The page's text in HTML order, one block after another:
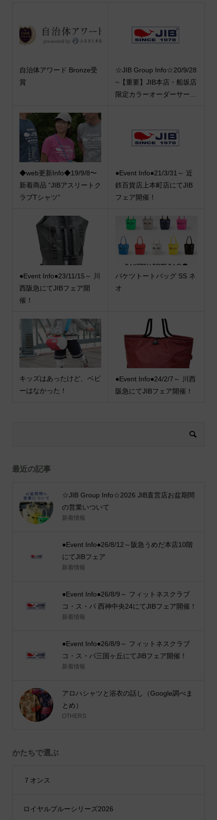
自治体アワード Bronze受
賞
☆JIB Group Info☆20/9/28
~【重要】JIB本店・船坂店
限定カラーオーダーサー...
◆web更新Info◆19/9/8〜
新着商品 “JIBアスリートク
ラブTシャツ”
●Event Info●21/3/31～ 近
鉄百貨店上本町店にてJIB
フェア開催！
●Event Info●23/11/15～ 川
西阪急にてJIBフェア開
催！
バケツトートバッグ SS ネ
オ
キッズはあったけど、ベビ
ーはなかった！
●Event Info●24/2/7～ 川西
阪急にてJIBフェア開催！
最近の記事
☆JIB Group Info☆2026 JIB直営店お盆期間
の営業いついて
新着情報
●Event Info●26/8/12～阪急うめだ本店10階
にてJIBフェア
新着情報
●Event Info●26/8/9～ フィットネスクラブ
コ・ス・パ 西神中央24にてJIBフェア開催！
新着情報
●Event Info●26/8/9～ フィットネスクラブ
コ・ス・パ三国ヶ丘にてJIBフェア開催！
新着情報
アロハシャツと浴衣の話し（Google調べま
とめ）
OTHERS
かたちで選ぶ
７オンス
ロイヤルブルーシリーズ2026